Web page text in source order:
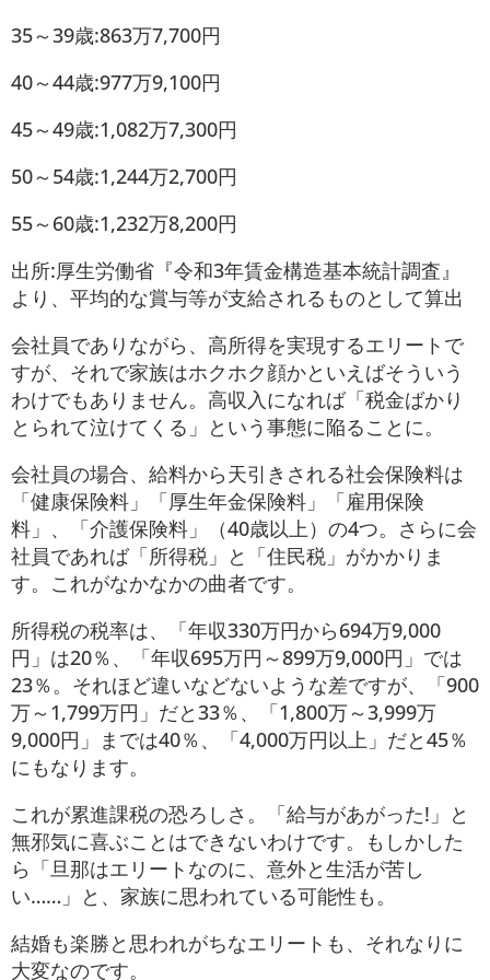
35～39歳:863万7,700円
40～44歳:977万9,100円
45～49歳:1,082万7,300円
50～54歳:1,244万2,700円
55～60歳:1,232万8,200円
出所:厚生労働省『令和3年賃金構造基本統計調査』
より、平均的な賞与等が支給されるものとして算出
会社員でありながら、高所得を実現するエリートで
すが、それで家族はホクホク顔かといえばそういう
わけでもありません。高収入になれば「税金ばかり
とられて泣けてくる」という事態に陥ることに。
会社員の場合、給料から天引きされる社会保険料は
「健康保険料」「厚生年金保険料」「雇用保険
料」、「介護保険料」（40歳以上）の4つ。さらに会
社員であれば「所得税」と「住民税」がかかりま
す。これがなかなかの曲者です。
所得税の税率は、「年収330万円から694万9,000
円」は20％、「年収695万円～899万9,000円」では
23％。それほど違いなどないような差ですが、「900
万～1,799万円」だと33％、「1,800万～3,999万
9,000円」までは40％、「4,000万円以上」だと45％
にもなります。
これが累進課税の恐ろしさ。「給与があがった!」と
無邪気に喜ぶことはできないわけです。もしかした
ら「旦那はエリートなのに、意外と生活が苦し
い……」と、家族に思われている可能性も。
結婚も楽勝と思われがちなエリートも、それなりに
大変なのです。